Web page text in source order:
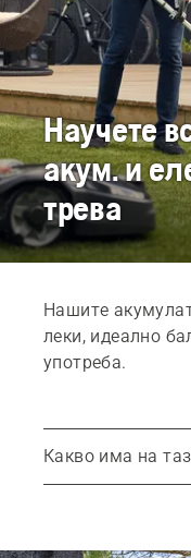
Научете
акум. и
трева
Нашите
леки, идеално
употреба.
Какво има на